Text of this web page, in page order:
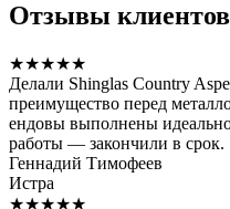
Отзывы
★★★★★
Делали Shinglas Country
преимущество перед
ендовы выполнены
работы — закончили в срок.
Геннадий Тимофеев
Истра
★★★★★